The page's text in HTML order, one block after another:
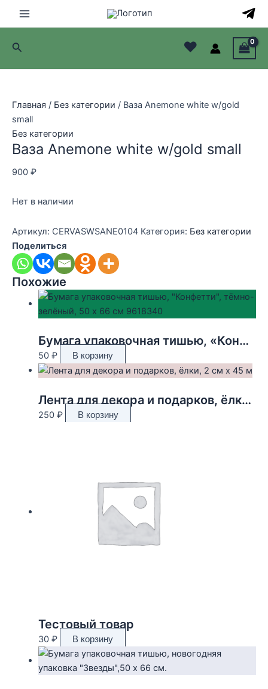
Main
Menu
Поиск ♥
Главная / Без категории / Ваза Anemone white w/gold
small
Без категории
Ваза Anemone white w/gold small
900 ₽
Нет в наличии
Артикул: CERVASWSANE0104 Категория: Без категории
Поделиться
Похожие
Бумага упаковочная тишью, «Конфетти», тёмно-зелёный, 50 х 66 см 9618340
50 ₽ В корзину
Лента для декора и подарков, ёлки, 2 см х 45 м
250 ₽ В корзину
Тестовый товар
30 ₽ В корзину